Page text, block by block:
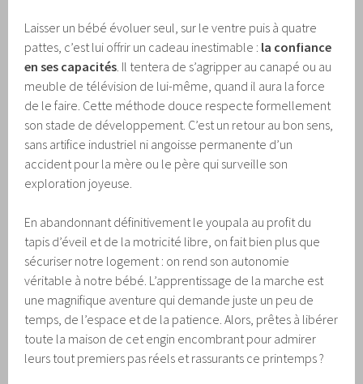
Laisser un bébé évoluer seul, sur le ventre puis à quatre
pattes, c’est lui offrir un cadeau inestimable : la confiance
en ses capacités . Il tentera de s’agripper au canapé ou au
meuble de télévision de lui-même, quand il aura la force
de le faire. Cette méthode douce respecte formellement
son stade de développement. C’est un retour au bon sens,
sans artifice industriel ni angoisse permanente d’un
accident pour la mère ou le père qui surveille son
exploration joyeuse.
En abandonnant définitivement le youpala au profit du
tapis d’éveil et de la motricité libre, on fait bien plus que
sécuriser notre logement : on rend son autonomie
véritable à notre bébé. L’apprentissage de la marche est
une magnifique aventure qui demande juste un peu de
temps, de l’espace et de la patience. Alors, prêtes à libérer
toute la maison de cet engin encombrant pour admirer
leurs tout premiers pas réels et rassurants ce printemps ?